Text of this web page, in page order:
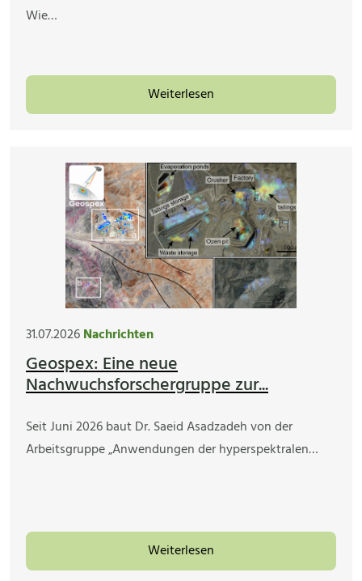
Wie…
Weiterlesen
31.07.2026Nachrichten
Geospex: Eine neue
Nachwuchsforschergruppe zur...
Seit Juni 2026 baut Dr. Saeid Asadzadeh von der
Arbeitsgruppe „Anwendungen der hyperspektralen…
Weiterlesen